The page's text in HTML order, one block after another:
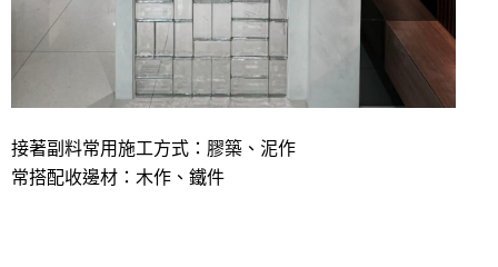
接著副料常用施工方式：膠築、泥作
常搭配收邊材：木作、鐵件